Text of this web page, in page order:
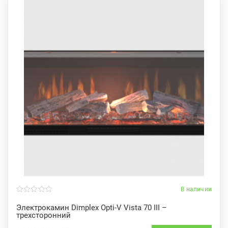
В наличии
Электрокамин Dimplex Opti-V Vista 70 III –
трехсторонний
o
u
t